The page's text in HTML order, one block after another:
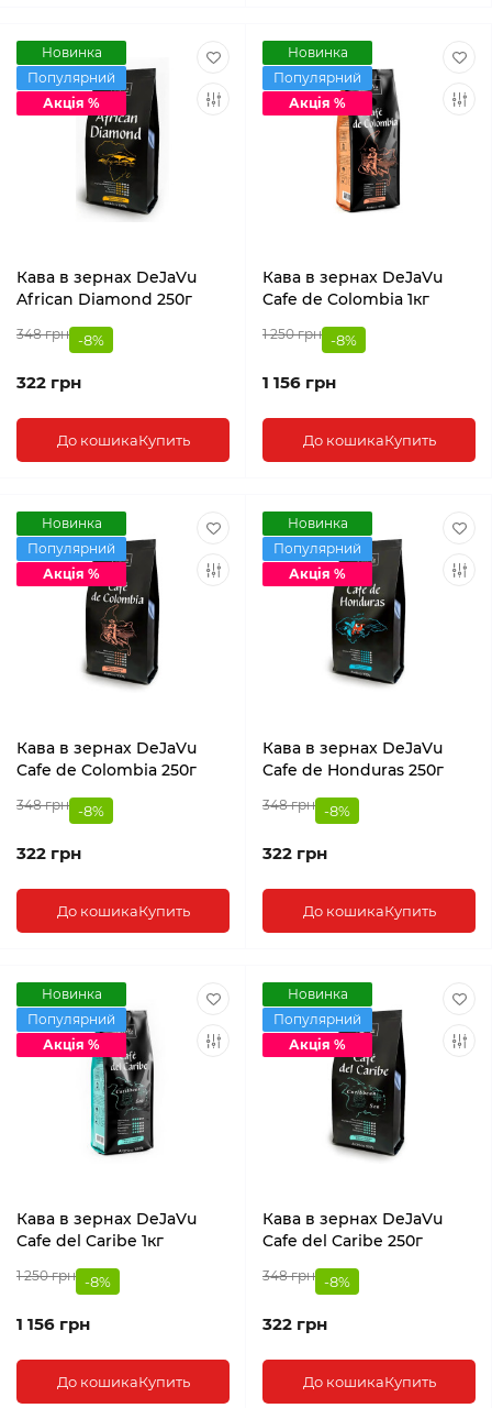
Новинка
Популярний
Акція %
Кава в зернах DeJaVu
African Diamond 250г
348 грн -8%
322 грн
До кошикаКупить
Новинка
Популярний
Акція %
Кава в зернах DeJaVu
Cafe de Colombia 1кг
1 250 грн -8%
1 156 грн
До кошикаКупить
Новинка
Популярний
Акція %
Кава в зернах DeJaVu
Cafe de Colombia 250г
348 грн -8%
322 грн
До кошикаКупить
Новинка
Популярний
Акція %
Кава в зернах DeJaVu
Cafe de Honduras 250г
348 грн -8%
322 грн
До кошикаКупить
Новинка
Популярний
Акція %
Кава в зернах DeJaVu
Cafe del Caribe 1кг
1 250 грн -8%
1 156 грн
До кошикаКупить
Новинка
Популярний
Акція %
Кава в зернах DeJaVu
Cafe del Caribe 250г
348 грн -8%
322 грн
До кошикаКупить